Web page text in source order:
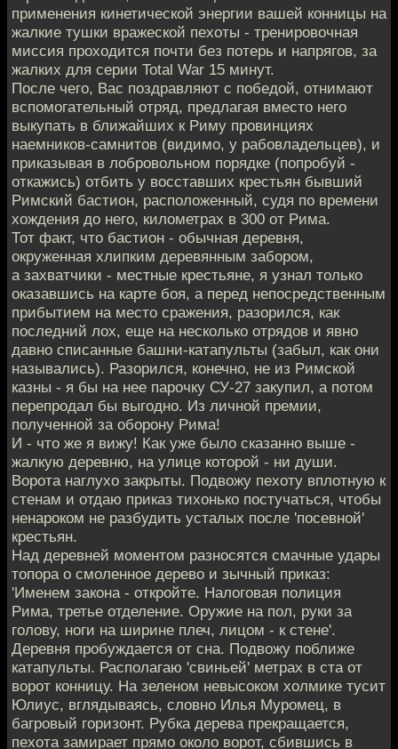
применения кинетической энергии вашей конницы на
жалкие тушки вражеской пехоты - тренировочная
миссия проходится почти без потерь и напрягов, за
жалких для серии Total War 15 минут.
После чего, Вас поздравляют с победой, отнимают
вспомогательный отряд, предлагая вместо него
выкупать в ближайших к Риму провинциях
наемников-самнитов (видимо, у рабовладельцев), и
приказывая в лобровольном порядке (попробуй -
откажись) отбить у восставших крестьян бывший
Римский бастион, расположенный, судя по времени
хождения до него, километрах в 300 от Рима.
Тот факт, что бастион - обычная деревня,
окруженная хлипким деревянным забором,
а захватчики - местные крестьяне, я узнал только
оказавшись на карте боя, а перед непосредственным
прибытием на место сражения, разорился, как
последний лох, еще на несколько отрядов и явно
давно списанные башни-катапульты (забыл, как они
назывались). Разорился, конечно, не из Римской
казны - я бы на нее парочку СУ-27 закупил, а потом
перепродал бы выгодно. Из личной премии,
полученной за оборону Рима!
И - что же я вижу! Как уже было сказанно выше -
жалкую деревню, на улице которой - ни души.
Ворота наглухо закрыты. Подвожу пехоту вплотную к
стенам и отдаю приказ тихонько постучаться, чтобы
ненароком не разбудить усталых после 'посевной'
крестьян.
Над деревней моментом разносятся смачные удары
топора о смоленное дерево и зычный приказ:
'Именем закона - откройте. Налоговая полиция
Рима, третье отделение. Оружие на пол, руки за
голову, ноги на ширине плеч, лицом - к стене'.
Деревня пробуждается от сна. Подвожу поближе
катапульты. Располагаю 'свиньей' метрах в ста от
ворот конницу. На зеленом невысоком холмике тусит
Юлиус, вглядываясь, словно Илья Муромец, в
багровый горизонт. Рубка дерева прекращается,
пехота замирает прямо около ворот, сбившись в